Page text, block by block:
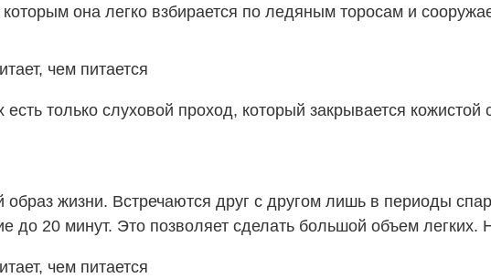
она легко взбирается по ледяным торосам и
только слуховой проход, который закрывается кожистой
жизни. Встречаются друг с другом лишь в периоды
до 20 минут. Это позволяет сделать большой объем